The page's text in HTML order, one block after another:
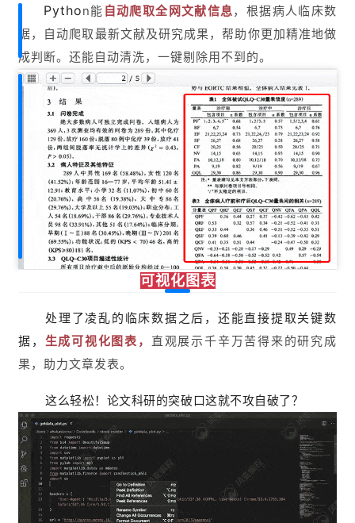
Python能 自动爬取全网文献信息 ，根据病人临床数
据，自动爬取最新文献及研究成果，帮助你更加精准地做
成判断。还能自动清洗，一键剔除用不到的。
可视化图表
处理了凌乱的临床数据之后，还能直接提取关键数
据， 生成可视化图表， 直观展示千辛万苦得来的研究成
果，助力文章发表。
这么轻松！论文科研的突破口这就不攻自破了？